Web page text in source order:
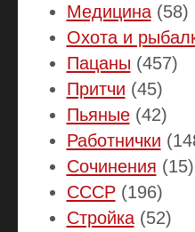
Медицина(58)
Охота и
Пацаны (457)
Притчи (45)
Пьяные(42)
Работнички
Сочинения (15)
СССР(196)
Стройка(52)